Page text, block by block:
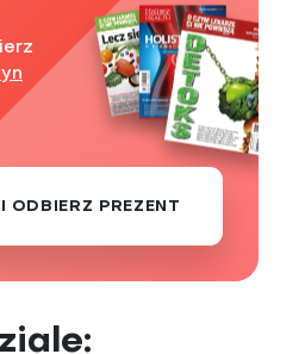
ODBIERZ PREZENT